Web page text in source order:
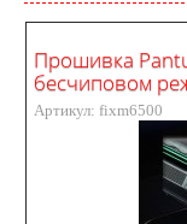
Прошивка
бесчиповом
Артикул: fixm6500